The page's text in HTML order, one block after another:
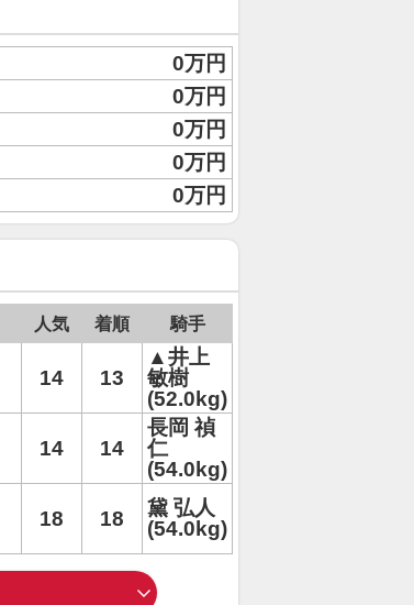
0万円
0万円
0万円
0万円
0万円
人気 着順 騎手
14 13
▲井上
敏樹
(52.0kg)
14 14
長岡 禎
仁
(54.0kg)
18 18
黛 弘人
(54.0kg)